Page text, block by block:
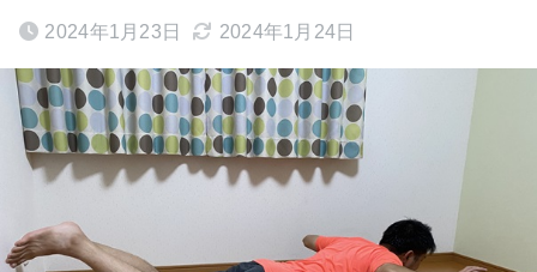
2024年1月23日 2024年1月24日